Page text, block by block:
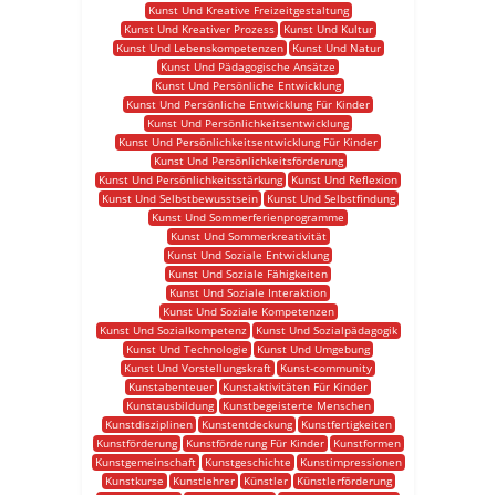
Kunst Und Kreative Freizeitgestaltung
Kunst Und Kreativer Prozess
Kunst Und Kultur
Kunst Und Lebenskompetenzen
Kunst Und Natur
Kunst Und Pädagogische Ansätze
Kunst Und Persönliche Entwicklung
Kunst Und Persönliche Entwicklung Für Kinder
Kunst Und Persönlichkeitsentwicklung
Kunst Und Persönlichkeitsentwicklung Für Kinder
Kunst Und Persönlichkeitsförderung
Kunst Und Persönlichkeitsstärkung
Kunst Und Reflexion
Kunst Und Selbstbewusstsein
Kunst Und Selbstfindung
Kunst Und Sommerferienprogramme
Kunst Und Sommerkreativität
Kunst Und Soziale Entwicklung
Kunst Und Soziale Fähigkeiten
Kunst Und Soziale Interaktion
Kunst Und Soziale Kompetenzen
Kunst Und Sozialkompetenz
Kunst Und Sozialpädagogik
Kunst Und Technologie
Kunst Und Umgebung
Kunst Und Vorstellungskraft
Kunst-community
Kunstabenteuer
Kunstaktivitäten Für Kinder
Kunstausbildung
Kunstbegeisterte Menschen
Kunstdisziplinen
Kunstentdeckung
Kunstfertigkeiten
Kunstförderung
Kunstförderung Für Kinder
Kunstformen
Kunstgemeinschaft
Kunstgeschichte
Kunstimpressionen
Kunstkurse
Kunstlehrer Künstler
Künstlerförderung